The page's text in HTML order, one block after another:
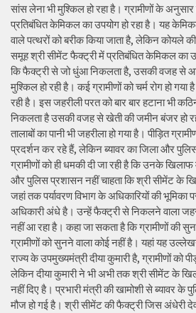
सांस लेना भी मुश्किल हो रहा है। ग्रामीणों के
प्रतिबंधित केमिकल का उपयोग हो रहा है। यह
वाले पत्थरों को बरीक किया जाता है, लेकिन कोयले
समूह श्री सीमेंट फैक्ट्री में प्रतिबंधित केमिकल का
कि फैक्ट्री से जो धुंआ निकलता है, उसकी वजह से
मुश्किल हो रही है। कई ग्रामीणों को चर्म रोग हो
रही है। इस जहरीली परत को बार बार हटाना भी
निकलता है उसकी वजह से खेती की जमीन बंजर
तालाबों का पानी भी जहरीला हो गया है। पीड़ित
प्रदर्शन कर रहे हैं, लेकिन ब्यावर का जिला और
ग्रामीणों को ही धमकी दी जा रही है कि उनके
और पुलिस प्रशासन नहीं चाहता कि श्री सीमेंट के
जहां तक पर्यावरण विभाग के अधिकारियों की भूमिका
अधिकारी अंधे है। उन्हें फैक्ट्री से निकलने वाला
नहीं आ रहा है। कहा जा सकता है कि ग्रामीणों की
ग्रामीणों को सुनने वाला कोई नहीं है। यहां यह
राज्य के उपमुख्यमंत्री दीया कुमारी है, ग्रामीणों को
लेकिन दीया कुमारी ने भी अभी तक श्री सीमेंट के
नहीं दिए है। प्रभारी मंत्री की खामोशी से ब्यावर
मौज हो गई है। श्री सीमेंट की फैक्ट्री जिस अंधेरी